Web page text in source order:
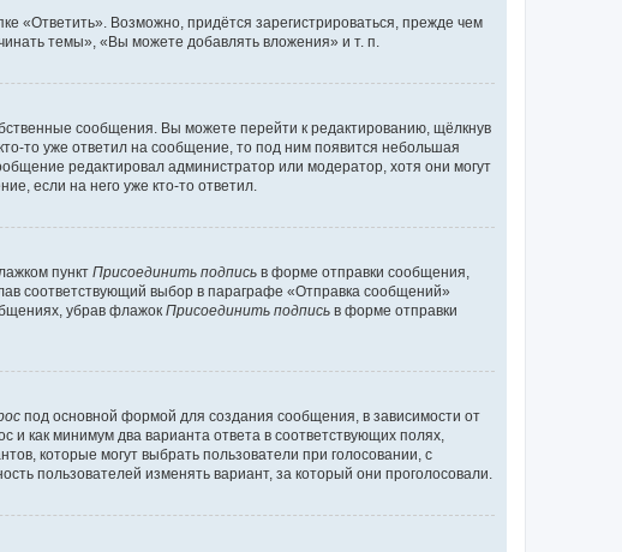
«Ответить». Возможно, придётся зарегистрироваться, прежде чем
темы», «Вы можете добавлять вложения» и т. п.
сообщения. Вы можете перейти к редактированию, щёлкнув
то уже ответил на сообщение, то под ним появится небольшая
редактировал администратор или модератор, хотя они могут
если на него уже кто-то ответил.
пункт Присоединить подпись в форме отправки сообщения,
соответствующий выбор в параграфе «Отправка сообщений»
убрав флажок Присоединить подпись в форме отправки
под основной формой для создания сообщения, в зависимости от
и как минимум два варианта ответа в соответствующих полях,
которые могут выбрать пользователи при голосовании, с
пользователей изменять вариант, за который они проголосовали.